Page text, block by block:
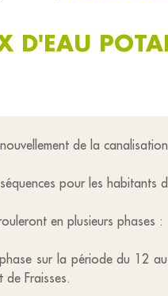
D'EAU
de la
pour les
en plusieurs phases :
sur la période du 12
de Fraisses.